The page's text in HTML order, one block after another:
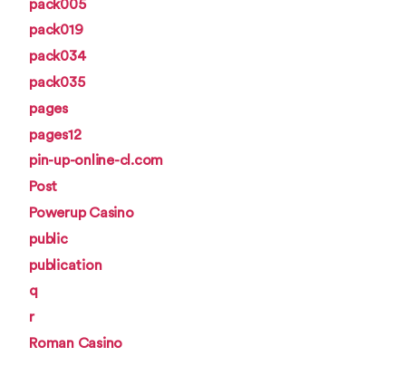
pack005
pack019
pack034
pack035
pages
pages12
pin-up-online-cl.com
Post
Powerup Casino
public
publication
q
r
Roman Casino